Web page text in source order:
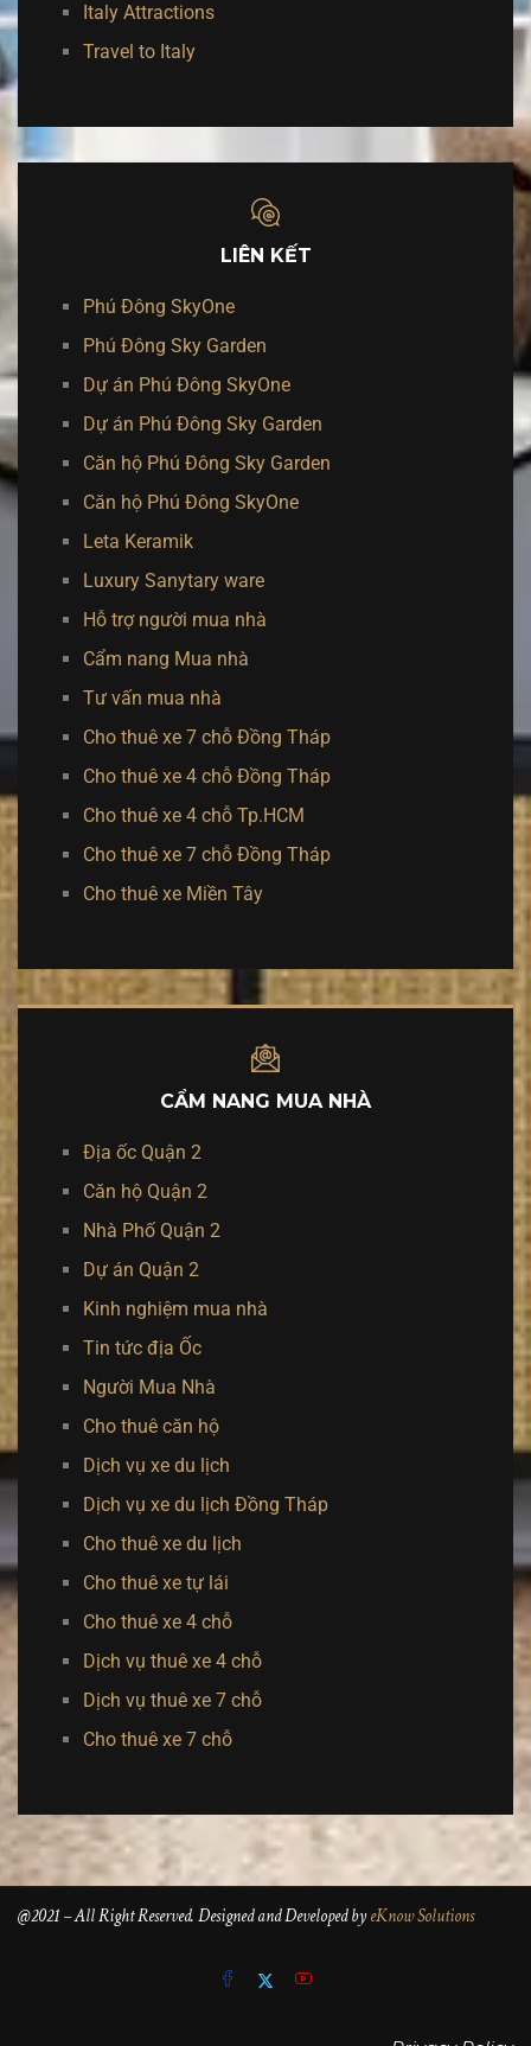
Italy Attractions
Travel to Italy
LIÊN KẾT
Phú Đông SkyOne
Phú Đông Sky Garden
Dự án Phú Đông SkyOne
Dự án Phú Đông Sky Garden
Căn hộ Phú Đông Sky Garden
Căn hộ Phú Đông SkyOne
Leta Keramik
Luxury Sanytary ware
Hỗ trợ người mua nhà
Cẩm nang Mua nhà
Tư vấn mua nhà
Cho thuê xe 7 chỗ Đồng Tháp
Cho thuê xe 4 chỗ Đồng Tháp
Cho thuê xe 4 chỗ Tp.HCM
Cho thuê xe 7 chỗ Đồng Tháp
Cho thuê xe Miền Tây
CẨM NANG MUA NHÀ
Địa ốc Quận 2
Căn hộ Quận 2
Nhà Phố Quận 2
Dự án Quận 2
Kinh nghiệm mua nhà
Tin tức địa Ốc
Người Mua Nhà
Cho thuê căn hộ
Dịch vụ xe du lịch
Dịch vụ xe du lịch Đồng Tháp
Cho thuê xe du lịch
Cho thuê xe tự lái
Cho thuê xe 4 chỗ
Dịch vụ thuê xe 4 chỗ
Dịch vụ thuê xe 7 chỗ
Cho thuê xe 7 chỗ
@2021 – All Right Reserved. Designed and Developed byeKnow Solutions